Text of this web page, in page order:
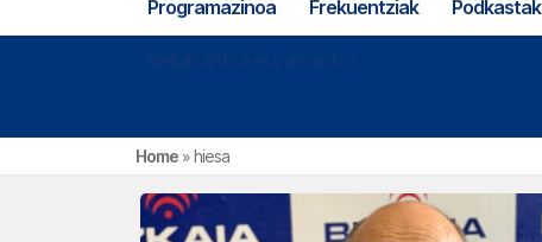
Programazinoa Frekuentziak Podkastak
Home »hiesa